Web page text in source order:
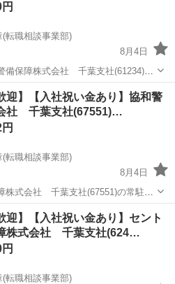
転職相談事業部)
8月4日
備保障株式会社 千葉支社(61234)の
人材紹介】 【職種】警備員・警備
業務
迎】【入社祝い金あり】協和警
社 千葉支社(67551)…
転職相談事業部)
8月4日
株式会社 千葉支社(67551)の常駐施
業名】株式会社
】正社員【人材紹介】 【職種】警
経験
迎】【入社祝い金あり】セント
株式会社 千葉支社(624…
転職相談事業部)